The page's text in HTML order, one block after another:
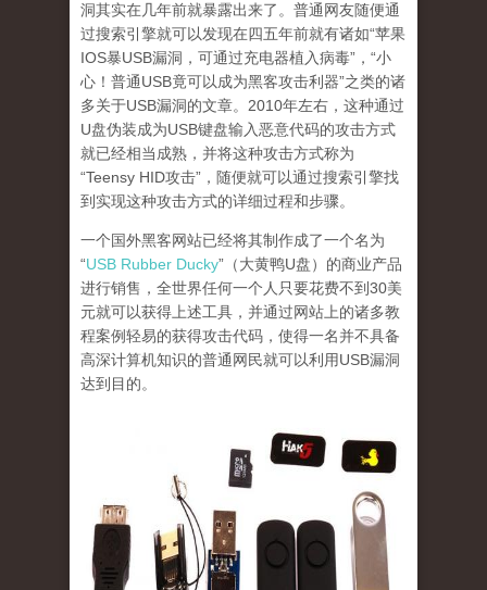
洞其实在几年前就暴露出来了。普通网友随便通
过搜索引擎就可以发现在四五年前就有诸如“苹果
IOS暴USB漏洞，可通过充电器植入病毒”，“小
心！普通USB竟可以成为黑客攻击利器”之类的诸
多关于USB漏洞的文章。2010年左右，这种通过
U盘伪装成为USB键盘输入恶意代码的攻击方式
就已经相当成熟，并将这种攻击方式称为
“Teensy HID攻击”，随便就可以通过搜索引擎找
到实现这种攻击方式的详细过程和步骤。
一个国外黑客网站已经将其制作成了一个名为
“USB Rubber Ducky”（大黄鸭U盘）的商业产品
进行销售，全世界任何一个人只要花费不到30美
元就可以获得上述工具，并通过网站上的诸多教
程案例轻易的获得攻击代码，使得一名并不具备
高深计算机知识的普通网民就可以利用USB漏洞
达到目的。